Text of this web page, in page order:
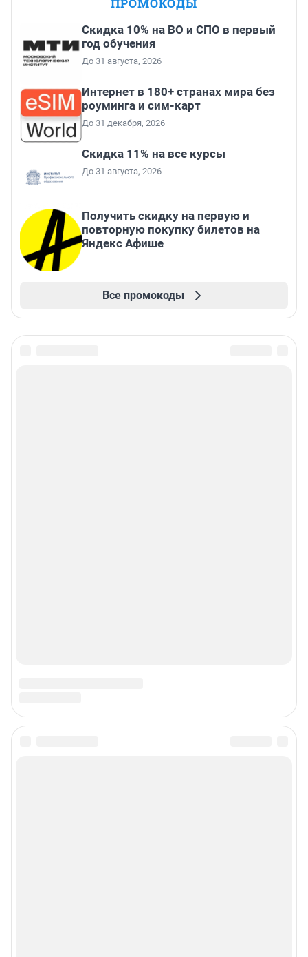
ПРОМОКОДЫ
Скидка 10% на ВО и СПО в первый
год обучения
До 31 августа, 2026
Интернет в 180+ странах мира без
роуминга и сим-карт
До 31 декабря, 2026
Скидка 11% на все курсы
До 31 августа, 2026
Получить скидку на первую и
повторную покупку билетов на
Яндекс Афише
Все промокоды